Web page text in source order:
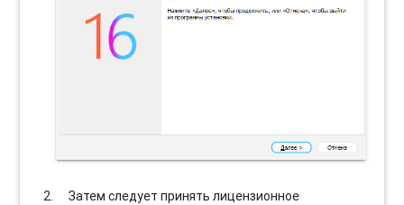
Затем следует принять лицензионное